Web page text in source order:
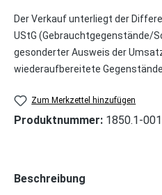
Der Verkauf unterliegt der
UStG (Gebrauchtgegenstände/
gesonderter Ausweis der
wiederaufbereitete
Zum Merkzettel hinzufügen
Produktnummer: 1850.1-
Beschreibung